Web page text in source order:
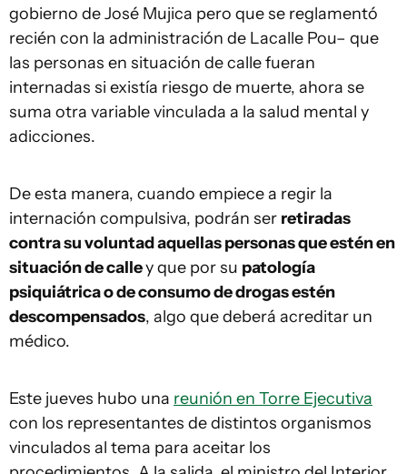
gobierno de José Mujica pero que se reglamentó
recién con la administración de Lacalle Pou– que
las personas en situación de calle fueran
internadas si existía riesgo de muerte, ahora se
suma otra variable vinculada a la salud mental y
adicciones.
De esta manera, cuando empiece a regir la
internación compulsiva, podrán ser retiradas
contra su voluntad aquellas personas que estén en
situación de calley que por su patología
psiquiátrica o de consumo de drogas estén
descompensados, algo que deberá acreditar un
médico.
Este jueves hubo una reunión en Torre Ejecutiva
con los representantes de distintos organismos
vinculados al tema para aceitar los